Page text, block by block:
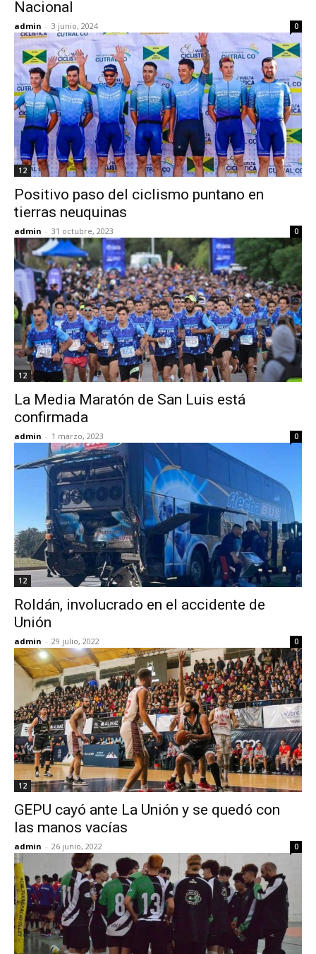
Nacional
admin - 3 junio, 2024 0
12
Positivo paso del ciclismo puntano en
tierras neuquinas
admin - 31 octubre, 2023 0
12
La Media Maratón de San Luis está
confirmada
admin - 1 marzo, 2023 0
12
Roldán, involucrado en el accidente de
Unión
admin - 29 julio, 2022 0
12
GEPU cayó ante La Unión y se quedó con
las manos vacías
admin - 26 junio, 2022 0